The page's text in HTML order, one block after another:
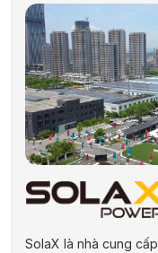
SolaX là nhà cung